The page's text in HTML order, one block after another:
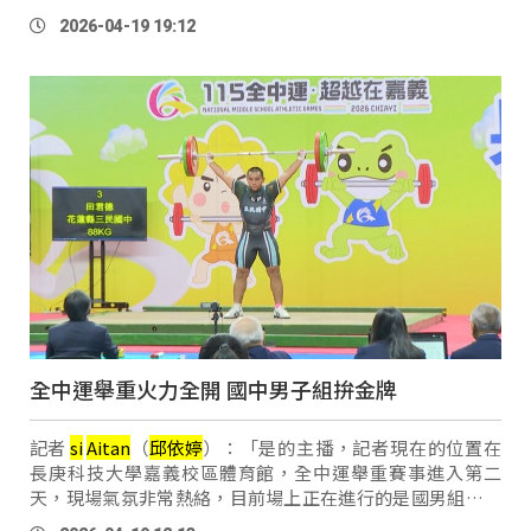
來自三重商工的高郡將挑戰晉級決賽資格，場上局勢隨著比
2026-04-19 19:12
全中運舉重火力全開 國中男子組拚金牌
記者siAitan （邱依婷）：「是的主播，記者現在的位置在
長庚科技大學嘉義校區體育館，全中運舉重賽事進入第二
天，現場氣氛非常熱絡，目前場上正在進行的是國男組大級
別賽事，各位畫面上看到這位正在準備的選手，是來自花蓮